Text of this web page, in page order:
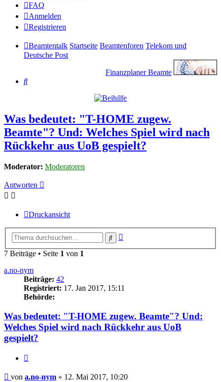
FAQ
Anmelden
Registrieren
Beamtentalk Startseite Beamtenforen Telekom und
Deutsche Post
Finanzplaner Beamte
Suche
Was bedeutet: "T-HOME zugew.
Beamte"? Und: Welches Spiel wird nach
Rückkehr aus UoB gespielt?
Moderator: Moderatoren
Antworten
Druckansicht
Suche
7 Beiträge • Seite 1 von 1
a.no-nym
Beiträge: 42
Registriert: 17. Jan 2017, 15:11
Behörde:
Was bedeutet: "T-HOME zugew. Beamte"? Und:
Welches Spiel wird nach Rückkehr aus UoB
gespielt?
Beitrag
von a.no-nym » 12. Mai 2017, 10:20